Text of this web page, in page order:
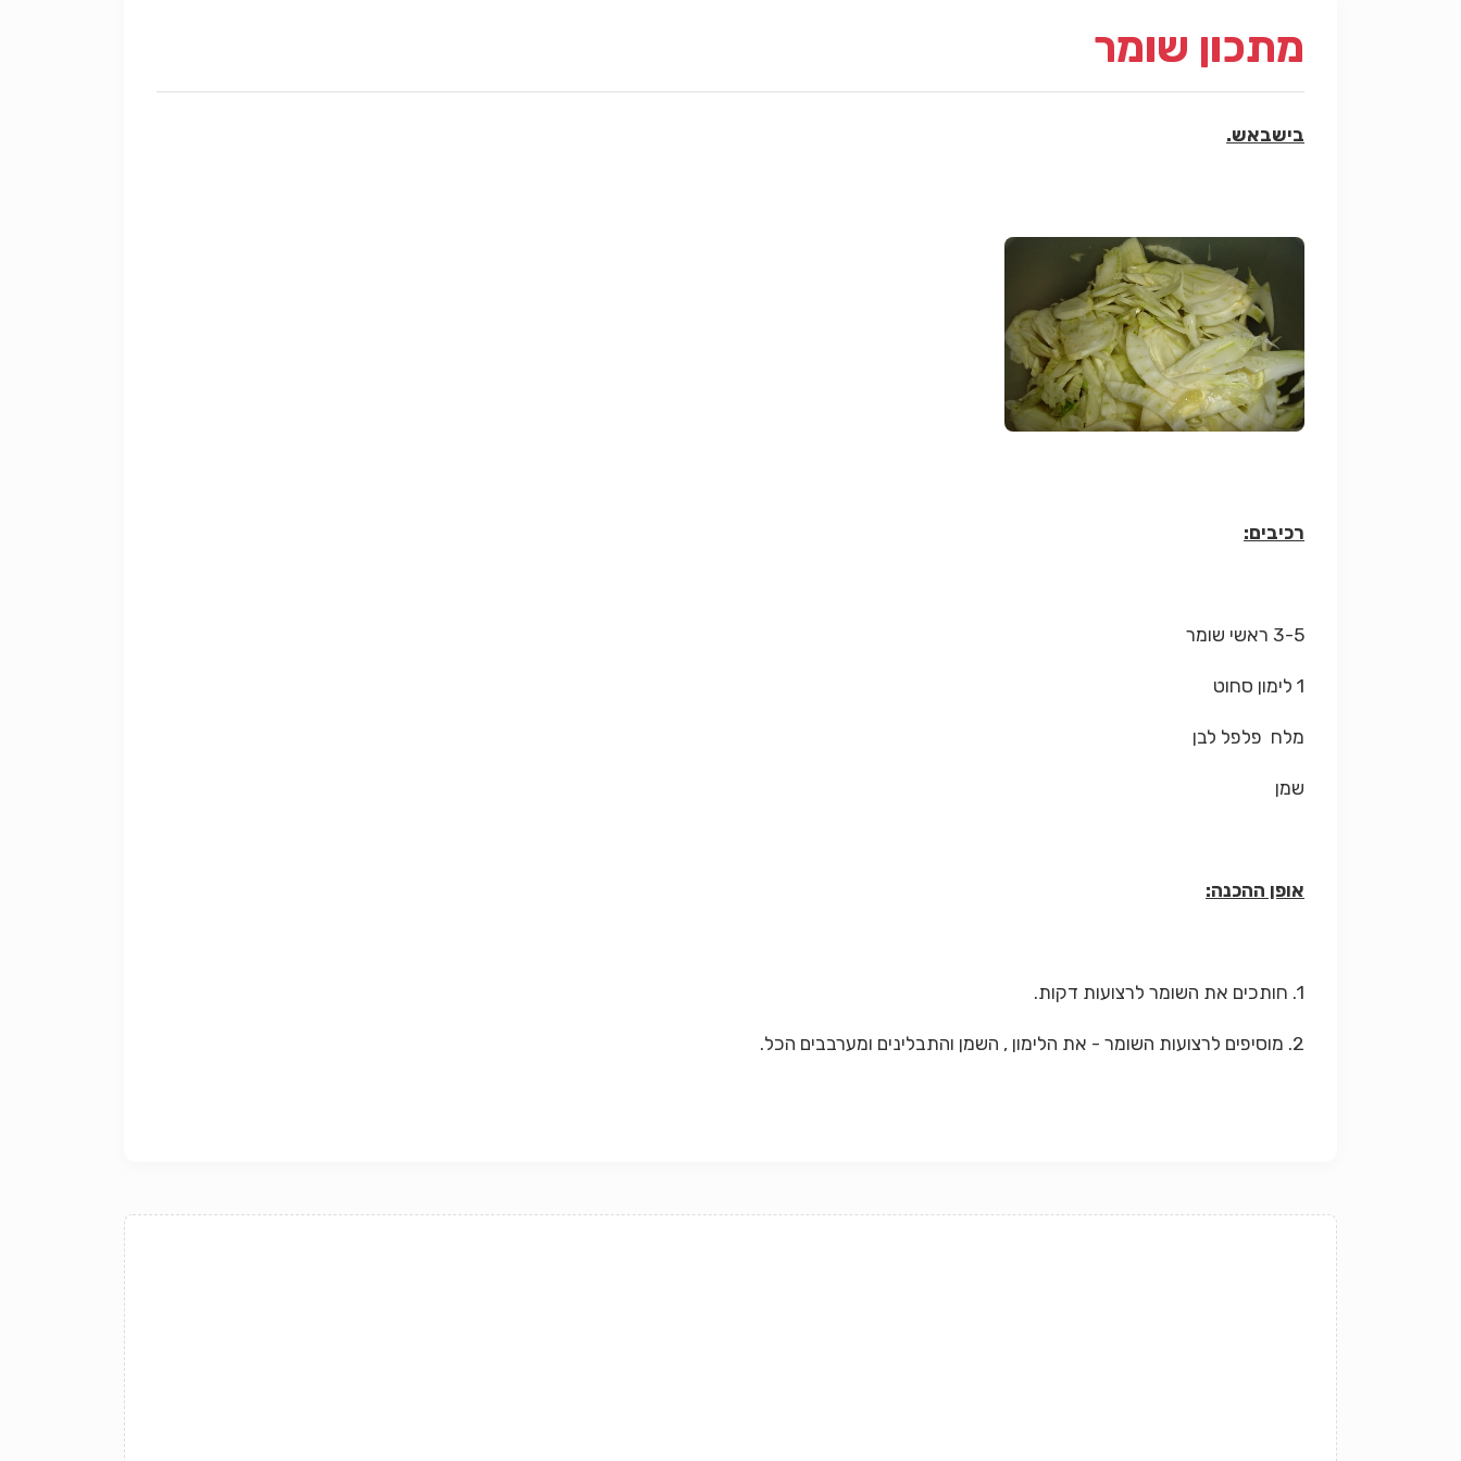
מתכון שומר
בישבאש.
רכיבים:
3-5 ראשי שומר
1 לימון סחוט
מלח פלפל לבן
שמן
אופן ההכנה:
1. חותכים את השומר לרצועות דקות.
2. מוסיפים לרצועות השומר - את הלימון , השמן והתבלינים ומערבבים הכל.